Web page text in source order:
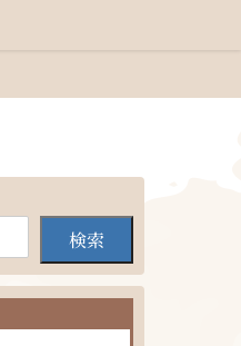
検索